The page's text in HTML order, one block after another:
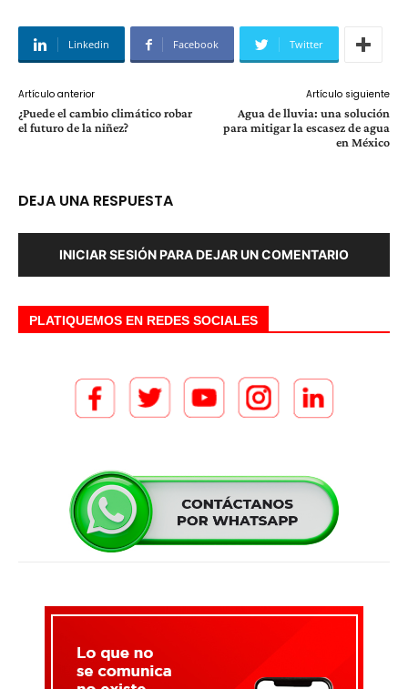
Linkedin Facebook Twitter
Artículo anterior
¿Puede el cambio climático robar
el futuro de la niñez?
Artículo siguiente
Agua de lluvia: una solución
para mitigar la escasez de agua
en México
DEJA UNA RESPUESTA
INICIAR SESIÓN PARA DEJAR UN COMENTARIO
PLATIQUEMOS EN REDES SOCIALES